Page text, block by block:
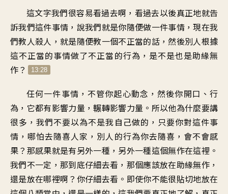
這文字我們很容易看過去啊，看過去以後真正地就告
訴我們這件事情，說我們就是你隨便做一件事情，現在我
們教人殺人，就是隨便教一個不正當的話，然後別人根據
這不正當的事情做了不正當的行為，是不是也是助緣無
作？
13:28
任何一件事情，不管你起心動念，然後你開口、行
為，它都有影響力量，輾轉影響力量。所以他為什麼要講
很多，我們不要以為不是我自己做的，只要你對這件事
情，哪怕去隨喜人家，別人的行為你去隨喜，會不會感
果？那感果就是有另外一種，另外一種這個無作在這裡。
我們不一定，那到底仔細去看，那個應該放在助緣無作，
還是放在哪裡啊？你仔細去看。即使你不能很貼切地放在